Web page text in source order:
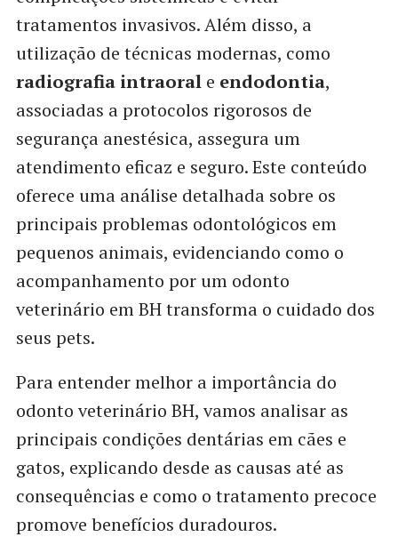
tratamentos invasivos. Além disso, a
utilização de técnicas modernas, como
radiografia intraorale endodontia,
associadas a protocolos rigorosos de
segurança anestésica, assegura um
atendimento eficaz e seguro. Este conteúdo
oferece uma análise detalhada sobre os
principais problemas odontológicos em
pequenos animais, evidenciando como o
acompanhamento por um odonto
veterinário em BH transforma o cuidado dos
seus pets.
Para entender melhor a importância do
odonto veterinário BH, vamos analisar as
principais condições dentárias em cães e
gatos, explicando desde as causas até as
consequências e como o tratamento precoce
promove benefícios duradouros.